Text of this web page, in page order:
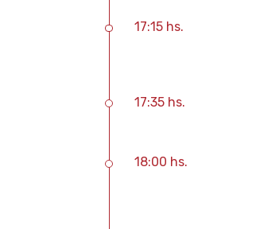
17:15 hs.
17:35 hs.
18:00 hs.